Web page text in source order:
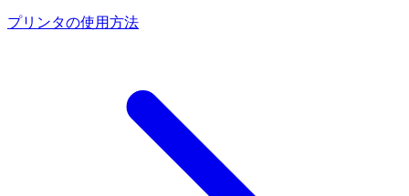
プリンタの使用方法